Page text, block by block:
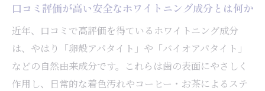
口コミ評価が高い安全なホワイトニング成分とは何か
近年、口コミで高評価を得ているホワイトニング成分
は、やはり「卵殻アパタイト」や「バイオアパタイト」
などの自然由来成分です。これらは歯の表面にやさしく
作用し、日常的な着色汚れやコーヒー・お茶によるステ